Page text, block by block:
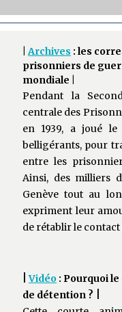
|Archives : les
prisonniers de
mondiale
Pendant la
centrale des
en 1939, a joué le
belligérants, pour
entre les
Ainsi, des milliers
Genève tout au
expriment leur
de rétablir le contact
Vidéo : Pourquoi
de détention ?